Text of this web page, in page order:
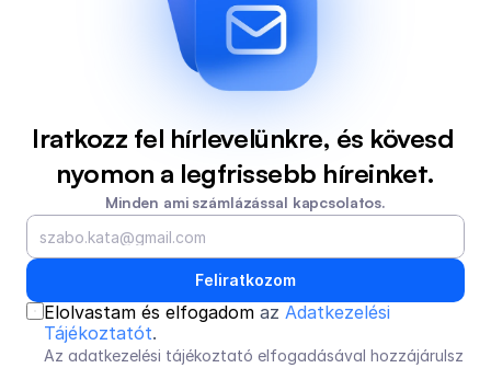
Iratkozz fel hírlevelünkre, és kövesd
nyomon a legfrissebb híreinket.
Minden ami számlázással kapcsolatos.
Feliratkozom
Elolvastam és elfogadom az Adatkezelési
Tájékoztatót.
Az adatkezelési tájékoztató elfogadásával hozzájárulsz